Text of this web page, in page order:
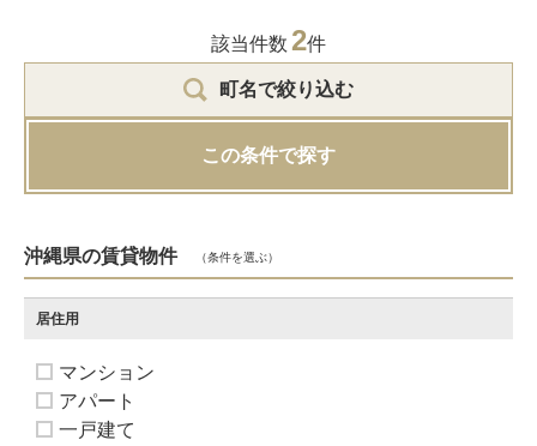
該当件数 2件
町名で絞り込む
この条件で探す
沖縄県の賃貸物件 （条件を選ぶ）
居住用
マンション
アパート
一戸建て